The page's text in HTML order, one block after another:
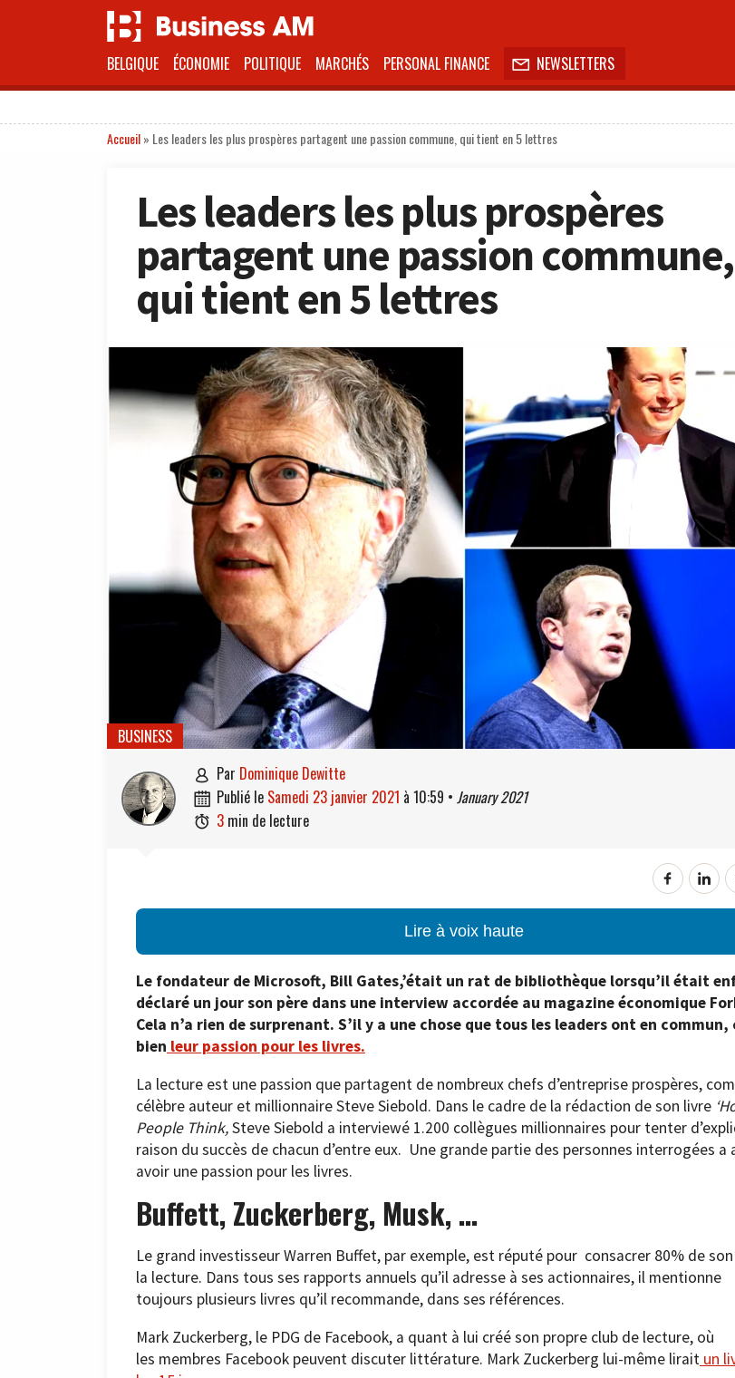
BELGIQUE ÉCONOMIE POLITIQUE MARCHÉS PERSONAL FINANCE  NEWSLETTERS
Accueil» Les leaders les plus prospères partagent une passion commune, qui tient en 5 lettres
Les leaders les plus prospères
partagent une passion commune,
qui tient en 5 lettres
BUSINESS
 par Dominique Dewitte
 publié le samedi 23 janvier 2021 à 10:59 • January 2021
 3 min de lecture
Lire à voix haute
Le fondateur de Microsoft, Bill Gates,’était un rat de bibliothèque lorsqu’il était
déclaré un jour son père dans une interview accordée au magazine économique
Cela n’a rien de surprenant. S’il y a une chose que tous les leaders ont en commun,
bien leur passion pour les livres.
La lecture est une passion que partagent de nombreux chefs d’entreprise prospères,
célèbre auteur et millionnaire Steve Siebold. Dans le cadre de la rédaction de son livre
People Think,Steve Siebold a interviewé 1.200 collègues millionnaires pour tenter
raison du succès de chacun d’entre eux. Une grande partie des personnes interrogées a
avoir une passion pour les livres.
Buffett, Zuckerberg, Musk, …
Le grand investisseur Warren Buffet, par exemple, est réputé pour consacrer 80% de
la lecture. Dans tous ses rapports annuels qu’il adresse à ses actionnaires, il mentionne
toujours plusieurs livres qu’il recommande, dans ses références.
Mark Zuckerberg, le PDG de Facebook, a quant à lui créé son propre club de lecture, où
les membres Facebook peuvent discuter littérature. Mark Zuckerberg lui-même lirait un